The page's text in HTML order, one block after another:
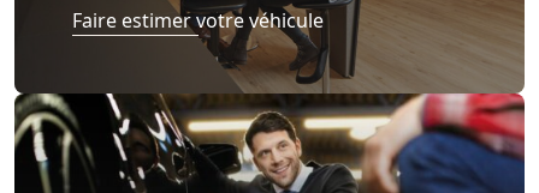
Faire estimer votre véhicule